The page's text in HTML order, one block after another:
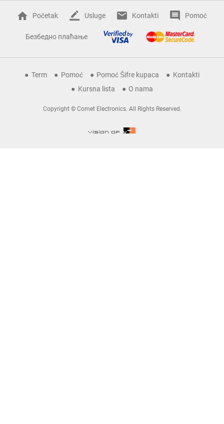
Početak Usluge Kontakti Pomoć
Безбедно плаћање
Term Pomoć Pomoć Šifre kupaca
Kontakti
Kursna lista
O nama
Copyright © Comet Electronics. All Rights Reserved.